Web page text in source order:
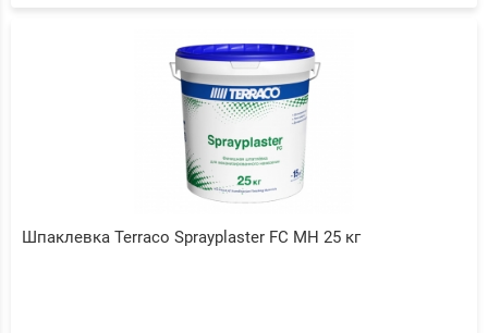
Шпаклевка Terraco Sprayplaster FC МН 25 кг